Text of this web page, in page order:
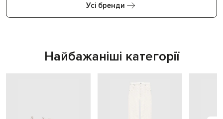
Усі бренди
Найбажаніші категорії